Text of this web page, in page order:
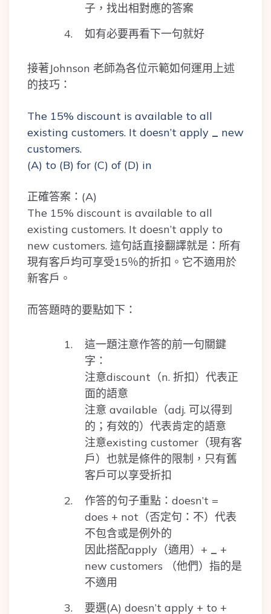
子，找出相對應的答案
如有必要再看下一句就好
接著Johnson 老師為各位示範如何運用上述
的技巧：
The 15% discount is available to all
existing customers. It doesn’t apply _ new
customers.
(A) to (B) for (C) of (D) in
正確答案：(A)
The 15% discount is available to all
existing customers. It doesn’t apply to
new customers. 這句話直接翻譯就是：所有
現有客戶均可享受15％的折扣。它不適用於
新客戶。
而答題時的要點如下：
這一題注意作答的前一句關鍵
字：
注意discount（n. 折扣）代表正
面的語意
注意 available（adj. 可以得到
的；有效的）代表肯定的語意
注意existing customer（現有客
戶）也就是條件的限制，只有舊
客戶可以享受折扣
作答的句子重點：doesn’t =
does + not（否定句：不）代表
不包含或是例外的
因此搭配apply（適用）+ _ +
new customers （他們）指的是
不適用
要選(A) doesn’t apply + to +